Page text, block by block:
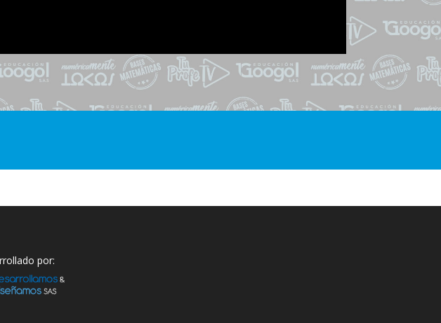
por: